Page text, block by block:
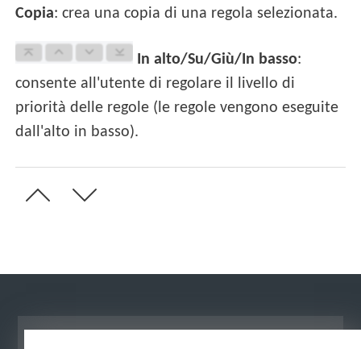
Copia: crea una copia di una regola selezionata.
In alto/Su/Giù/In basso:
consente all'utente di regolare il livello di
priorità delle regole (le regole vengono eseguite
dall'alto in basso).